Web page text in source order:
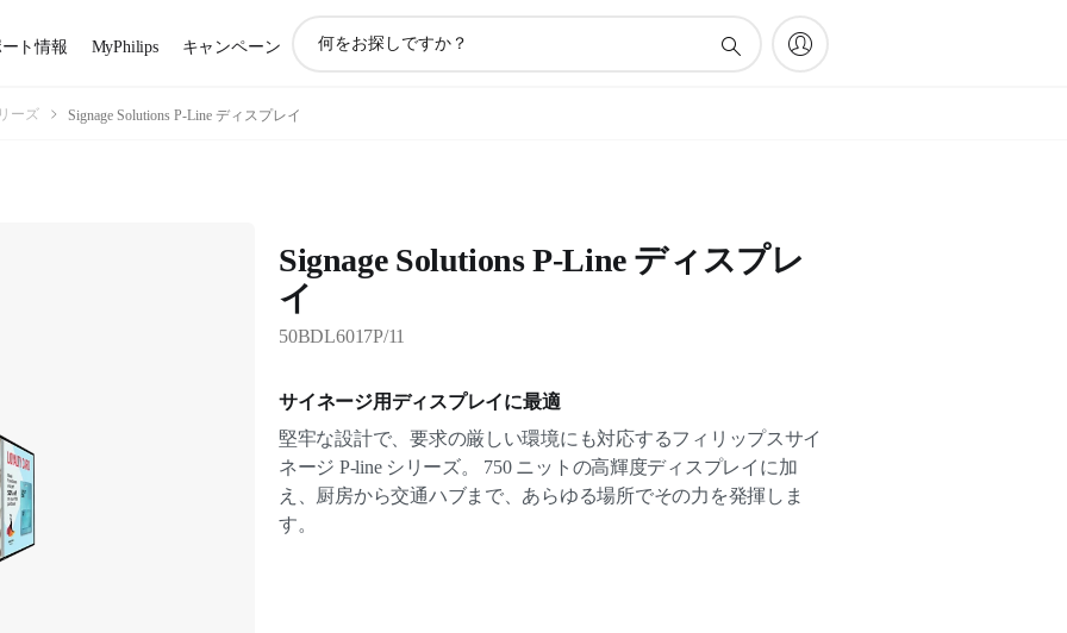
ト情報 MyPhilips キャンペーン
ン
索
ーズ Signage Solutions P-Line ディスプレイ
Signage Solutions P-Line ディスプレ
イ
50BDL6017P/11
サイネージ用ディスプレイに最適
堅牢な設計で、要求の厳しい環境にも対応するフィリップスサイ
ネージ P-line シリーズ。 750 ニットの高輝度ディスプレイに加
え、厨房から交通ハブまで、あらゆる場所でその力を発揮しま
す。